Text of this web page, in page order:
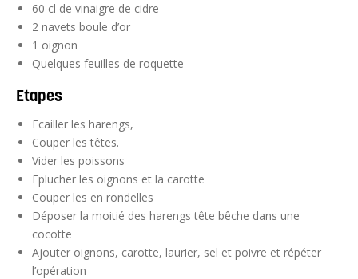
60 cl de vinaigre de cidre
2 navets boule d’or
1 oignon
Quelques feuilles de roquette
Etapes
Ecailler les harengs,
Couper les têtes.
Vider les poissons
Eplucher les oignons et la carotte
Couper les en rondelles
Déposer la moitié des harengs tête bêche dans une
cocotte
Ajouter oignons, carotte, laurier, sel et poivre et répéter
l’opération